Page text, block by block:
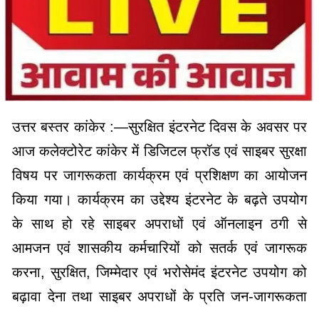
उत्तर बस्तर कांकेर :—सुरक्षित इंटरनेट दिवस के अवसर पर
आज कलेक्टोरेट कांकेर में डिजिटल फ्रॉड एवं साइबर सुरक्षा
विषय पर जागरूकता कार्यक्रम एवं प्रशिक्षण का आयोजन
किया गया। कार्यक्रम का उद्देश्य इंटरनेट के बढ़ते उपयोग
के साथ हो रहे साइबर अपराधों एवं ऑनलाइन ठगी से
आमजन एवं शासकीय कर्मचारियों को सतर्क एवं जागरूक
करना, सुरक्षित, जिम्मेदार एवं भरोसेमंद इंटरनेट उपयोग को
बढ़ावा देना तथा साइबर अपराधों के प्रति जन-जागरूकता